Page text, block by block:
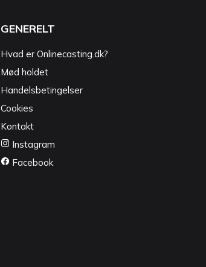
GENERELT
Hvad er Onlinecasting.dk?
Mød holdet
Handelsbetingelser
Cookies
Kontakt
Instagram
Facebook